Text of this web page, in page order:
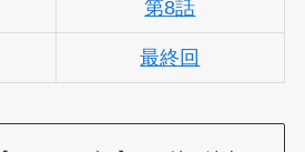
第8話
最終回